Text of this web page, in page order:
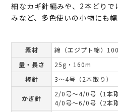
細なカギ針編みや、2本どり
みなど、多色使いの小物にも
素材
綿（エジプト綿）
量・長さ
25g・160m
棒針
3～4号（2本取り）
かぎ針
2/0号～4/0号（1本取
4/0号～6/0号（2本取